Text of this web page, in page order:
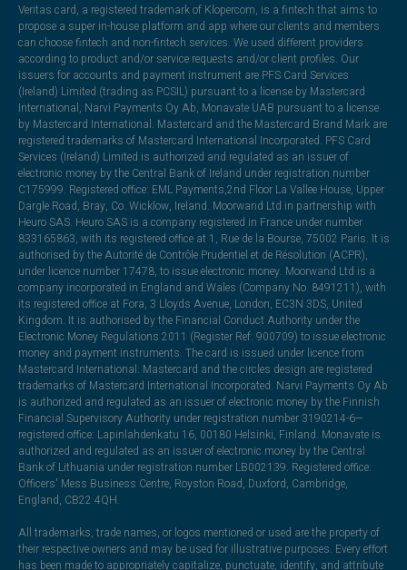
Veritas card, a registered trademark of Klopercom, is a fintech that aims to
propose a super in-house platform and app where our clients and members
can choose fintech and non-fintech services. We used different providers
according to product and/or service requests and/or client profiles. Our
issuers for accounts and payment instrument are PFS Card Services
(Ireland) Limited (trading as PCSIL) pursuant to a license by Mastercard
International, Narvi Payments Oy Ab, Monavate UAB pursuant to a license
by Mastercard International. Mastercard and the Mastercard Brand Mark are
registered trademarks of Mastercard International Incorporated. PFS Card
Services (Ireland) Limited is authorized and regulated as an issuer of
electronic money by the Central Bank of Ireland under registration number
C175999. Registered office: EML Payments,2nd Floor La Vallee House, Upper
Dargle Road, Bray, Co. Wicklow, Ireland. Moorwand Ltd in partnership with
Heuro SAS. Heuro SAS is a company registered in France under number
833165863, with its registered office at 1, Rue de la Bourse, 75002 Paris. It is
authorised by the Autorité de Contrôle Prudentiel et de Résolution (ACPR),
under licence number 17478, to issue electronic money. Moorwand Ltd is a
company incorporated in England and Wales (Company No. 8491211), with
its registered office at Fora, 3 Lloyds Avenue, London, EC3N 3DS, United
Kingdom. It is authorised by the Financial Conduct Authority under the
Electronic Money Regulations 2011 (Register Ref: 900709) to issue electronic
money and payment instruments. The card is issued under licence from
Mastercard International. Mastercard and the circles design are registered
trademarks of Mastercard International Incorporated. Narvi Payments Oy Ab
is authorized and regulated as an issuer of electronic money by the Finnish
Financial Supervisory Authority under registration number 3190214-6—
registered office: Lapinlahdenkatu 16, 00180 Helsinki, Finland. Monavate is
authorized and regulated as an issuer of electronic money by the Central
Bank of Lithuania under registration number LB002139. Registered office:
Officers' Mess Business Centre, Royston Road, Duxford, Cambridge,
England, CB22 4QH.
All trademarks, trade names, or logos mentioned or used are the property of
their respective owners and may be used for illustrative purposes. Every effort
has been made to appropriately capitalize, punctuate, identify, and attribute